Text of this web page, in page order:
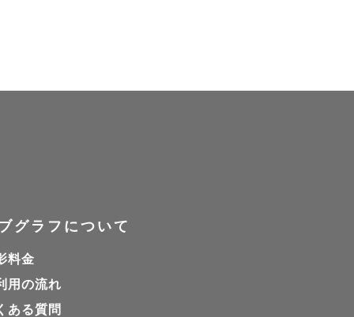
グラフについて
料金
用の流れ
ある質問